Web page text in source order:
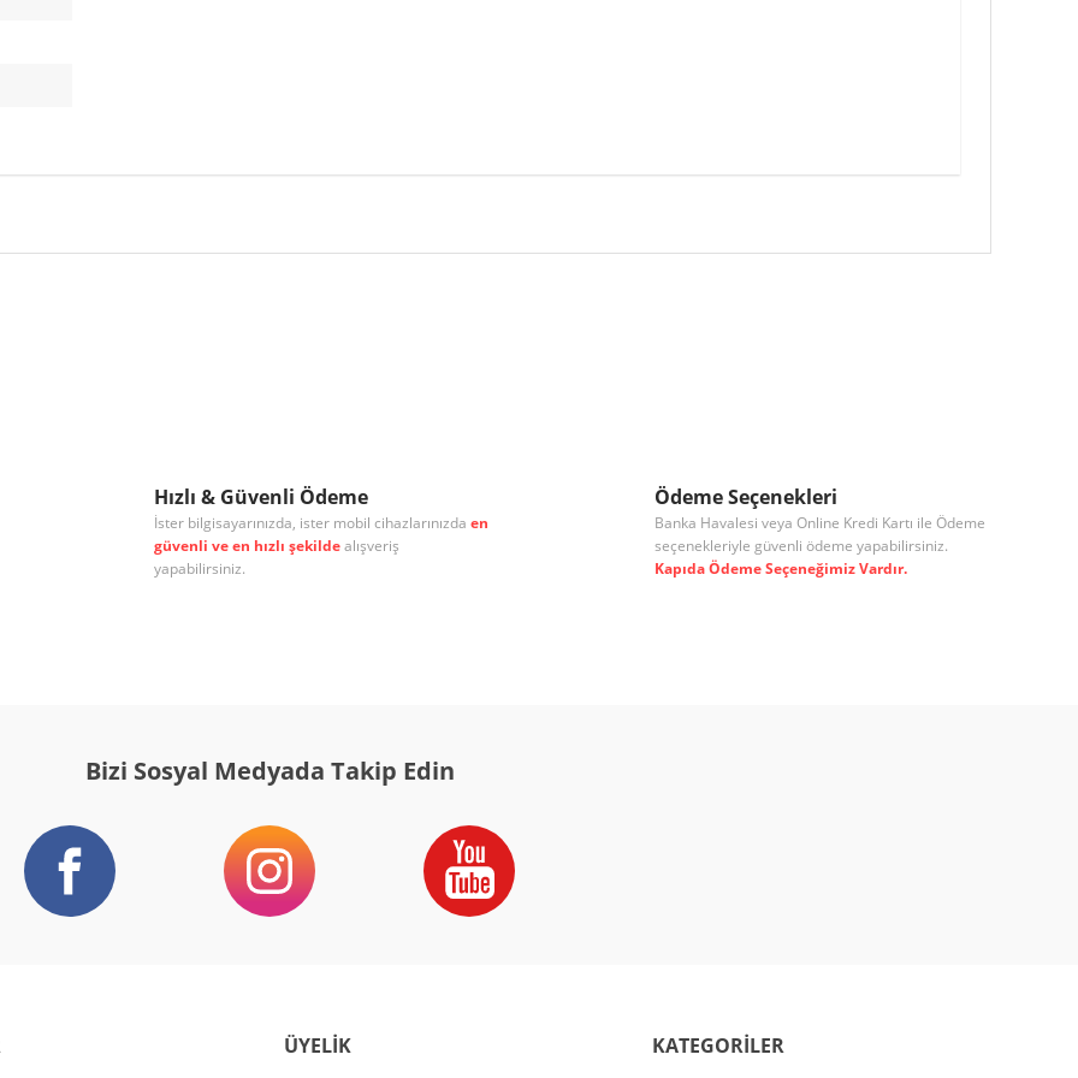
Hızlı & Güvenli Ödeme
İster bilgisayarınızda, ister mobil cihazlarınızda en
güvenli ve en hızlı şekildealışveriş
yapabilirsiniz.
Ödeme Seçenekleri
Banka Havalesi veya Online Kredi Kartı ile Ödeme
seçenekleriyle güvenli ödeme yapabilirsiniz.
Kapıda Ödeme Seçeneğimiz Vardır.
Bizi Sosyal Medyada Takip Edin
ÜYELİK KATEGORİLER